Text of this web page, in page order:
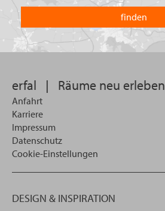
in
welchem
Land
Sie
suchen
erfal | Räume neu erleben
Anfahrt
Karriere
Impressum
Datenschutz
Cookie-Einstellungen
DESIGN & INSPIRATION